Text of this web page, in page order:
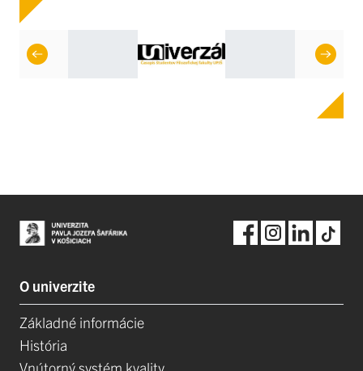
O univerzite
Základné informácie
História
Vnútorný systém kvality